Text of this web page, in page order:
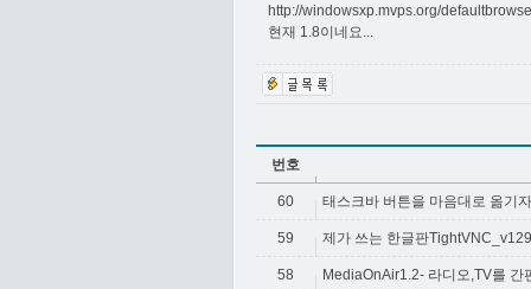
http://windowsxp.mvps.org/
현재 1.8이네요...
번호
60 태스크바 버튼을 마음대로 옮기
59 제가 쓰는 한글판
58 MediaOnAir1.2- 라디오,TV를 간